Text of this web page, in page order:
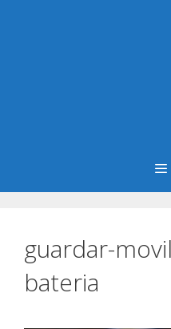
guardar-
bateria